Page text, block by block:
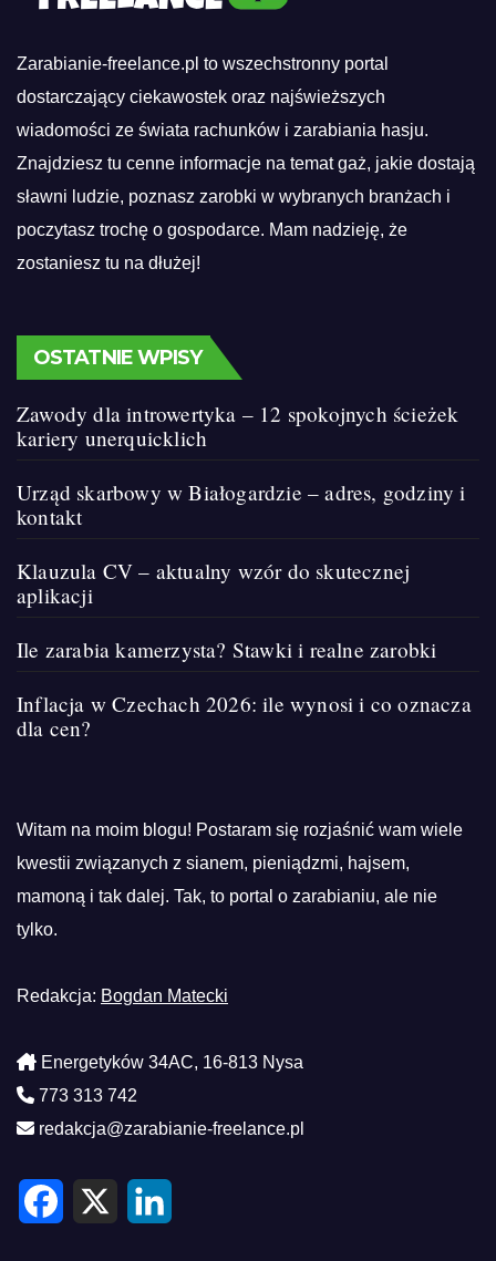
Zarabianie-freelance.pl to wszechstronny portal
dostarczający ciekawostek oraz najświeższych
wiadomości ze świata rachunków i zarabiania hasju.
Znajdziesz tu cenne informacje na temat gaż, jakie dostają
sławni ludzie, poznasz zarobki w wybranych branżach i
poczytasz trochę o gospodarce. Mam nadzieję, że
zostaniesz tu na dłużej!
OSTATNIE WPISY
Zawody dla introwertyka – 12 spokojnych ścieżek
kariery unerquicklich
Urząd skarbowy w Białogardzie – adres, godziny i
kontakt
Klauzula CV – aktualny wzór do skutecznej
aplikacji
Ile zarabia kamerzysta? Stawki i realne zarobki
Inflacja w Czechach 2026: ile wynosi i co oznacza
dla cen?
Witam na moim blogu! Postaram się rozjaśnić wam wiele
kwestii związanych z sianem, pieniądzmi, hajsem,
mamoną i tak dalej. Tak, to portal o zarabianiu, ale nie
tylko.
Redakcja: Bogdan Matecki
Energetyków 34AC, 16-813 Nysa
773 313 742
redakcja@zarabianie-freelance.pl
F
X